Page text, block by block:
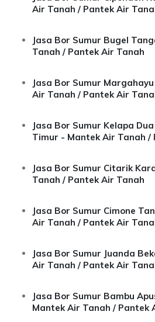
Air Tanah / Pantek Air
Jasa Bor Sumur Bugel
Tanah / Pantek Air Tanah
Jasa Bor Sumur
Air Tanah / Pantek Air
Jasa Bor Sumur Kelapa
Timur - Mantek Air Tanah /
Jasa Bor Sumur Citarik
Tanah / Pantek Air Tanah
Jasa Bor Sumur Cimone
Air Tanah / Pantek Air
Jasa Bor Sumur Juanda
Air Tanah / Pantek Air
Jasa Bor Sumur Bambu
Mantek Air Tanah / Pantek